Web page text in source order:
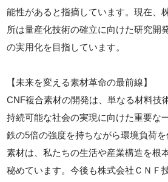
能性があると指摘しています。現在、
所は量産化技術の確立に向けた研究開
の実用化を目指しています。
【未来を変える素材革命の最前線】
CNF複合素材の開発は、単なる材料技
持続可能な社会の実現に向けた重要な
鉄の5倍の強度を持ちながら環境負荷
素材は、私たちの生活や産業構造を根
秘めています。今後も株式会社ＣＮＦ